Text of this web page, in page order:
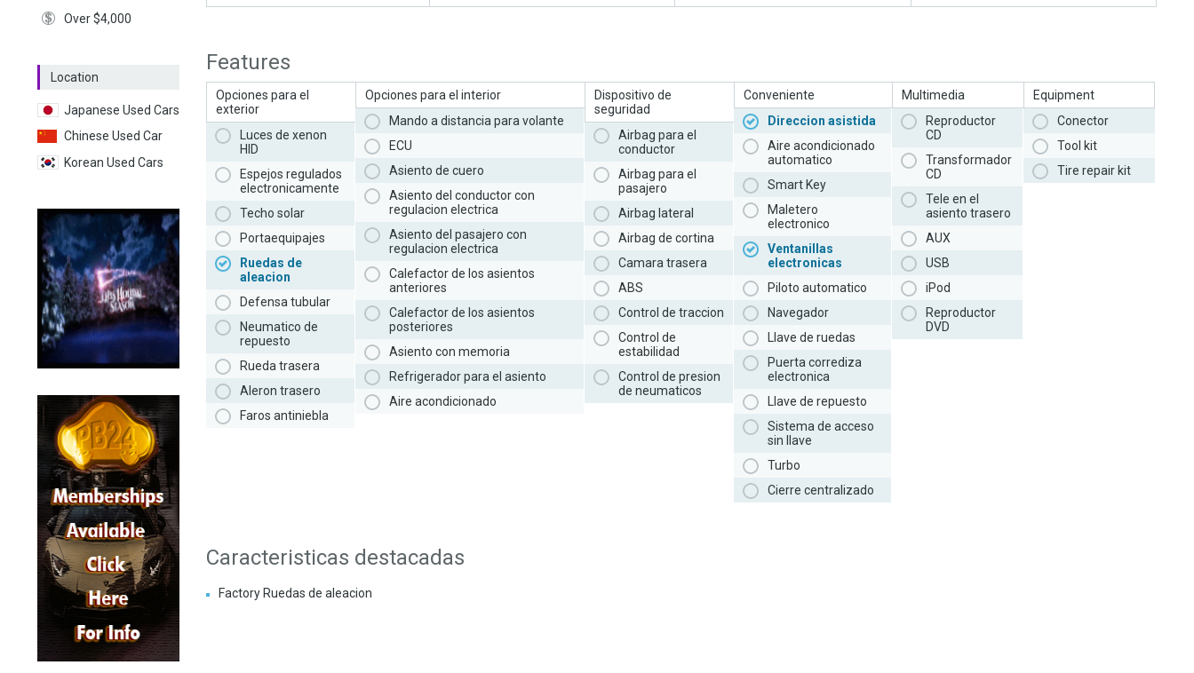
Over $4,000
Location
Japanese Used Cars
Chinese Used Car
Korean Used Cars
Features
Opciones para el
exterior
Luces de xenon
HID
Espejos regulados
electronicamente
Techo solar
Portaequipajes
Ruedas de
aleacion
Defensa tubular
Neumatico de
repuesto
Rueda trasera
Aleron trasero
Faros antiniebla
Opciones para el interior
Mando a distancia para volante
ECU
Asiento de cuero
Asiento del conductor con
regulacion electrica
Asiento del pasajero con
regulacion electrica
Calefactor de los asientos
anteriores
Calefactor de los asientos
posteriores
Asiento con memoria
Refrigerador para el asiento
Aire acondicionado
Dispositivo de
seguridad
Airbag para el
conductor
Airbag para el
pasajero
Airbag lateral
Airbag de cortina
Camara trasera
ABS
Control de traccion
Control de
estabilidad
Control de presion
de neumaticos
Conveniente
Direccion asistida
Aire acondicionado
automatico
Smart Key
Maletero
electronico
Ventanillas
electronicas
Piloto automatico
Navegador
Llave de ruedas
Puerta corrediza
electronica
Llave de repuesto
Sistema de acceso
sin llave
Turbo
Cierre centralizado
Multimedia
Reproductor
CD
Transformador
CD
Tele en el
asiento trasero
AUX
USB
iPod
Reproductor
DVD
Equipment
Conector
Tool kit
Tire repair kit
Caracteristicas destacadas
Factory Ruedas de aleacion